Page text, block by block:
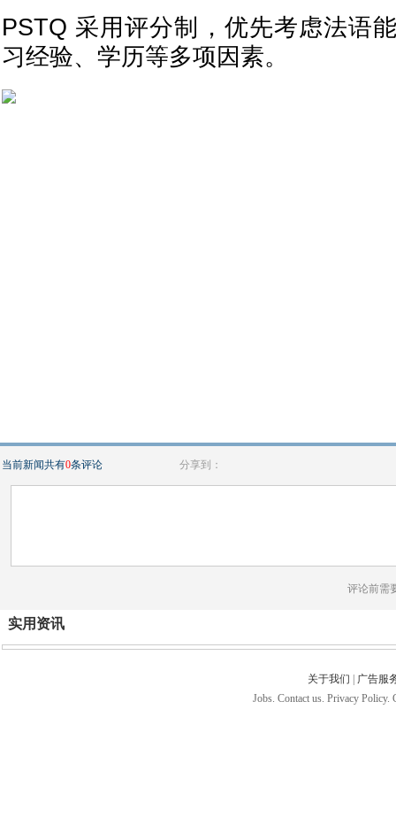
PSTQ 采用评分制，优先考虑法语
习经验、学历等多项因素。
当前新闻共有0条评论 分享到：
评论前需
实用资讯
关于我们
广告服
Jobs. Contact us. Privacy